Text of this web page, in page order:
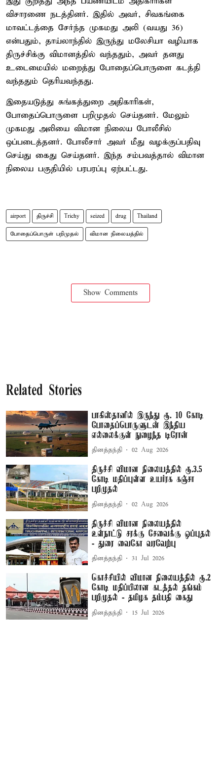
விசாரணை நடத்தினர். இதில் அவர், சிவகங்கை
மாவட்டத்தை சேர்ந்த முகமது அலி (வயது 36)
என்பதும், தாய்லாந்தில் இருந்து மலேசியா வழியாக
திருச்சிக்கு விமானத்தில் வந்ததும், அவர் தனது
உடைமையில் மறைத்து போதைப்பொருளை கடத்தி
வந்ததும் தெரியவந்தது.
இதையடுத்து சுங்கத்துறை அதிகாரிகள்,
போதைப்பொருளை பறிமுதல் செய்தனர். மேலும்
முகமது அலியை விமான நிலைய போலீசில்
ஒப்படைத்தனர். போலீசார் அவர் மீது வழக்குப்பதிவு
செய்து கைது செய்தனர். இந்த சம்பவத்தால் விமான
நிலைய பகுதியில் பரபரப்பு ஏற்பட்டது.
airport திருச்சி Trichy seized drug Thailand
போதைப்பொருள் பறிமுதல் விமான நிலையத்தில்
Show Comments
Related Stories
பாகிஸ்தானில் இருந்து ரூ. 10 கோடி
போதைப்பொருளுடன் இந்திய
எல்லைக்குள் நுழைந்த டிரோன்
தினத்தந்தி 02 Aug 2026
திருச்சி விமான நிலையத்தில் ரூ.3.5
கோடி மதிப்புள்ள உயர்ரக கஞ்சா
பறிமுதல்
தினத்தந்தி 02 Aug 2026
திருச்சி விமான நிலையத்தில்
உள்நாட்டு சரக்கு சேவைக்கு ஒப்புதல்
- துரை வைகோ வரவேற்பு
தினத்தந்தி 31 Jul 2026
கொச்சியில் விமான நிலையத்தில் ரூ.2
கோடி மதிப்பிலான கடத்தல் தங்கம்
பறிமுதல் - தமிழக தம்பதி கைது
தினத்தந்தி 15 Jul 2026